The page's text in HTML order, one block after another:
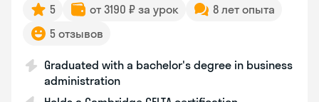
5 от 3190 ₽ за урок
8 лет опыта
5 отзывов
Graduated with a bachelor's degree in business
administration